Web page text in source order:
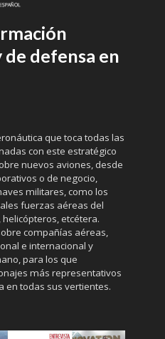
de defensa en
que toca todas las
con este estratégico
nuevos aviones, desde
o de negocio,
militares, como los
fuerzas aéreas del
etcétera.
compañías aéreas,
e internacional y
para los que
más representativos
en todas sus vertientes.